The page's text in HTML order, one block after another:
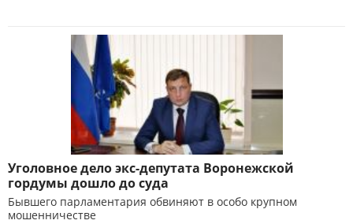
Уголовное дело экс-депутата Воронежской
гордумы дошло до суда
Бывшего парламентария обвиняют в особо крупном
мошенничестве